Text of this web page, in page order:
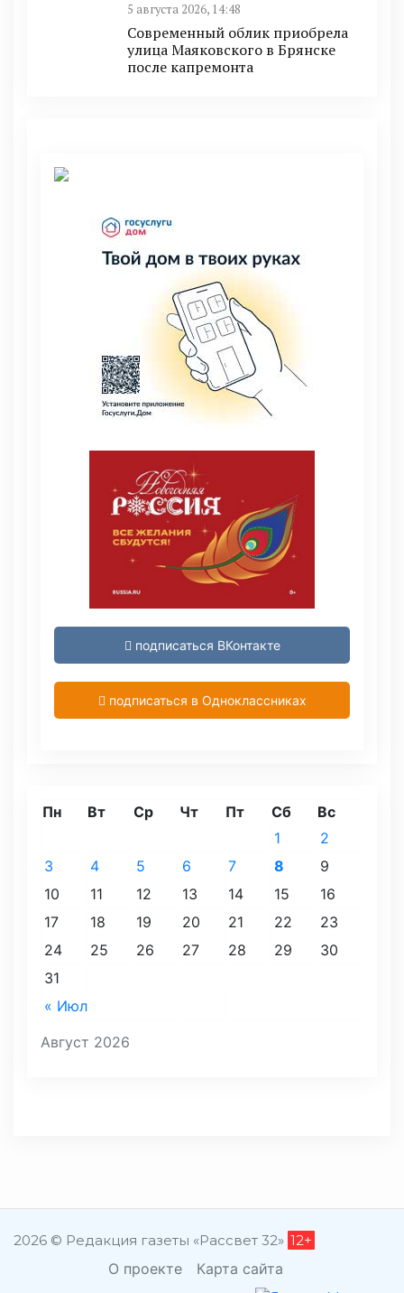
5 августа 2026, 14:48
Современный облик приобрела
улица Маяковского в Брянске
после капремонта
подписаться ВКонтакте
подписаться в Одноклассниках
Август 2026
Пн Вт Ср Чт Пт Сб Вс
« Июл
1
2
3
4 5 6 7 8
9
10
11 12 13 14 15
16
17
18 19 20 21 22
23
24
25 26 27 28 29
30
31
2026 © Редакция газеты «Рассвет 32» 12+
О проекте Карта сайта